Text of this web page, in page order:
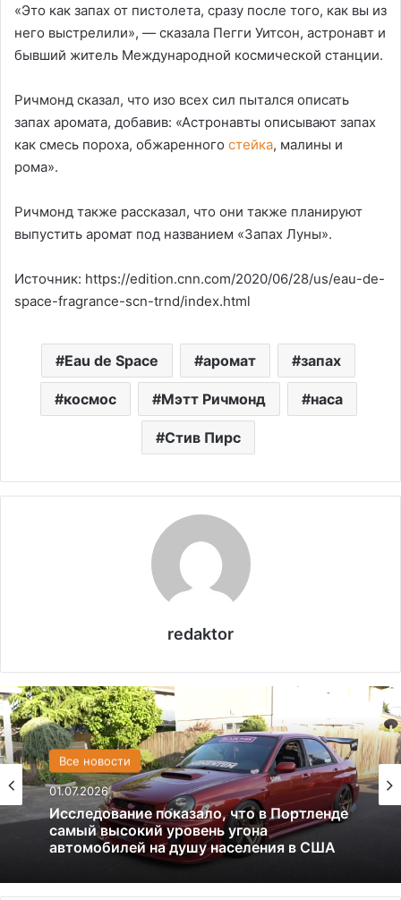
«Это как запах от пистолета, сразу после того, как вы из
него выстрелили», — сказала Пегги Уитсон, астронавт и
бывший житель Международной космической станции.
Ричмонд сказал, что изо всех сил пытался описать
запах аромата, добавив: «Астронавты описывают запах
как смесь пороха, обжаренного стейка, малины и
рома».
Ричмонд также рассказал, что они также планируют
выпустить аромат под названием «Запах Луны».
Источник: https://edition.cnn.com/2020/06/28/us/eau-de-
space-fragrance-scn-trnd/index.html
Eau de Space аромат запах
космос Мэтт Ричмонд наса
Стив Пирс
redaktor
Все новости
01.07.2026
США
13.06.2025
Америка имеет огромный избыток сыра